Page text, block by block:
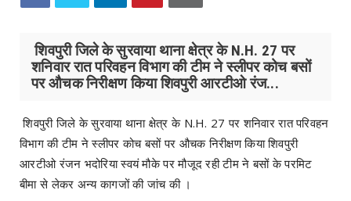
शिवपुरी जिले के सुरवाया थाना क्षेत्र के N.H. 27 पर
शनिवार रात परिवहन विभाग की टीम ने स्लीपर कोच बसों
पर औचक निरीक्षण किया शिवपुरी आरटीओ रंज...
शिवपुरी जिले के सुरवाया थाना क्षेत्र के N.H. 27 पर शनिवार रात परिवहन
विभाग की टीम ने स्लीपर कोच बसों पर औचक निरीक्षण किया शिवपुरी
आरटीओ रंजन भदोरिया स्वयं मौके पर मौजूद रही टीम ने बसों के परमिट
बीमा से लेकर अन्य कागजों की जांच की ।